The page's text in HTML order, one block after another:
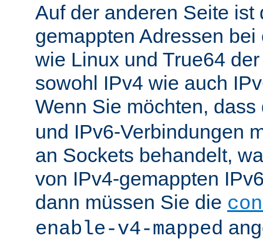
Auf der anderen Seite ist
gemappten Adressen
wie Linux und True64
sowohl IPv4 wie auch
Wenn Sie möchten,
und IPv6-Verbindungen
an Sockets behandelt,
von IPv4-gemappten
dann müssen Sie die
enable-v4-mapped